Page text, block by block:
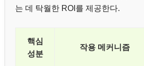
는 데 탁월한 ROI를 제공한다.
핵심
성분
작용 메커니즘